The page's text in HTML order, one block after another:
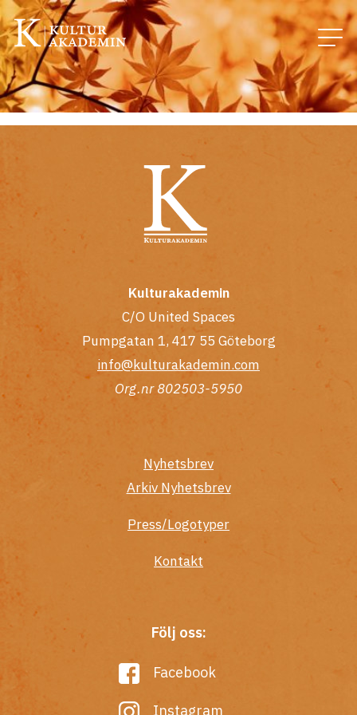
Kulturakademin
C/O United Spaces
Pumpgatan 1, 417 55 Göteborg
info@kulturakademin.com
Org.nr 802503-5950
Nyhetsbrev
Arkiv Nyhetsbrev
Press/Logotyper
Kontakt
Följ oss:
Facebook
Instagram